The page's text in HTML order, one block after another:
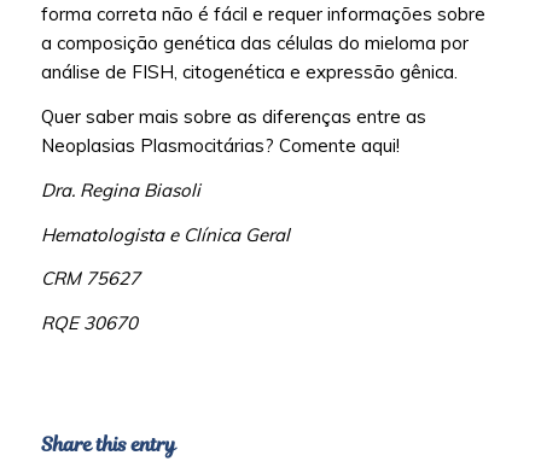
forma correta não é fácil e requer informações sobre
a composição genética das células do mieloma por
análise de FISH, citogenética e expressão gênica.
Quer saber mais sobre as diferenças entre as
Neoplasias Plasmocitárias? Comente aqui!
Dra. Regina Biasoli
Hematologista e Clínica Geral
CRM 75627
RQE 30670
Share this entry